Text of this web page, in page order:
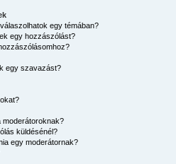
egy témában?
egy hozzászólást?
egy szavazást?
moderátoroknak?
küldésénél?
egy moderátornak?